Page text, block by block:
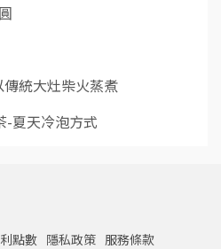
統大灶柴火蒸煮
-夏天冷泡方式
點數 隱私政策 服務條款